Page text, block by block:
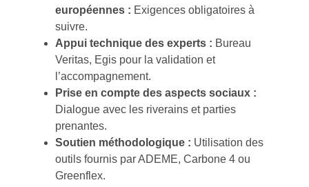
européennes : Exigences obligatoires à
suivre.
Appui technique des experts : Bureau
Veritas, Egis pour la validation et
l’accompagnement.
Prise en compte des aspects sociaux :
Dialogue avec les riverains et parties
prenantes.
Soutien méthodologique : Utilisation des
outils fournis par ADEME, Carbone 4 ou
Greenflex.